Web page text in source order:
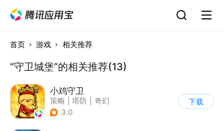
首页 游戏 相关推荐
“守卫城堡”的相关推荐(13)
小鸡守卫
策略 塔防
奇幻
| Q版
3.0
下载